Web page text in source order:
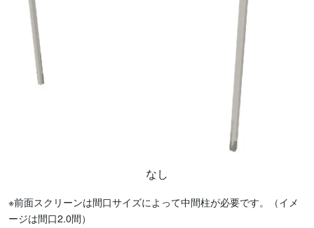
なし
※前面スクリーンは間口サイズによって中間柱が必要です。（イメ
ージは間口2.0間）